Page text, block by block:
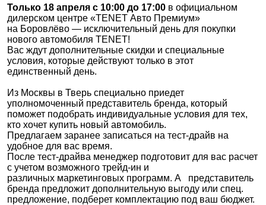
Только 18 апреля с 10:00 до 17:00 в официальном
дилерском центре «TENET Авто Премиум»
на Боровлёво — исключительный день для покупки
нового автомобиля TENET!
Вас ждут дополнительные скидки и специальные
условия, которые действуют только в этот
единственный день.
Из Москвы в Тверь специально приедет
уполномоченный представитель бренда, который
поможет подобрать индивидуальные условия для тех,
кто хочет купить новый автомобиль.
Предлагаем заранее записаться на тест-драйв на
удобное для вас время.
После тест-драйва менеджер подготовит для вас расчет
с учетом возможного трейд-ин и
различных маркетинговых программ. А
представитель
бренда предложит дополнительную выгоду или спец.
предложение, подберет комплектацию под ваш бюджет.